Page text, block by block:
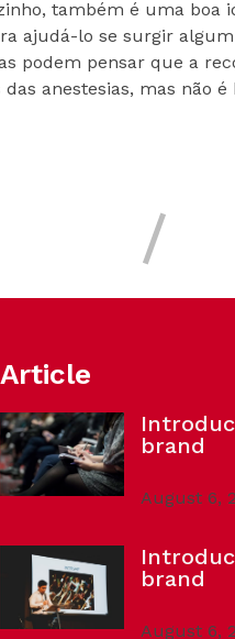
também é uma boa
ajudá-lo se surgir
podem pensar que a
anestesias, mas não
Article
brand
August 6,
brand
August 6,